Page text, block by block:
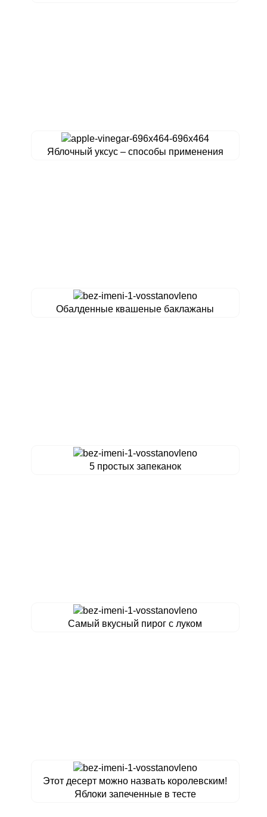
Яблочный уксус – способы применения
Обалденные квашеные баклажаны
5 простых запеканок
Самый вкусный пирог с луком
Этот десерт можно назвать королевским!
Яблоки запеченные в тесте